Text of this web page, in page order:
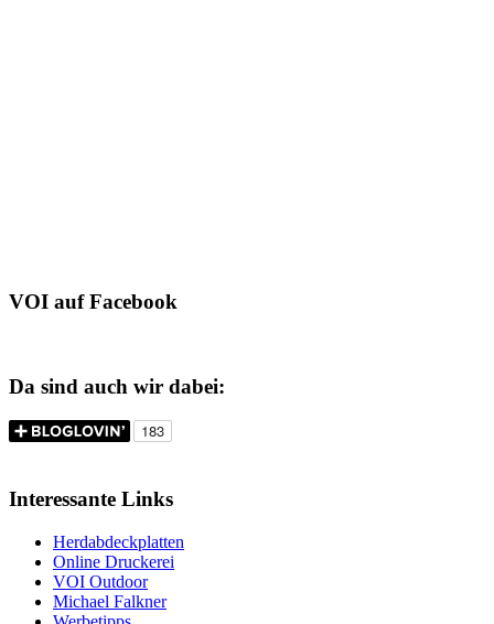
VOI auf Facebook
Da sind auch wir dabei:
Interessante Links
Herdabdeckplatten
Online Druckerei
VOI Outdoor
Michael Falkner